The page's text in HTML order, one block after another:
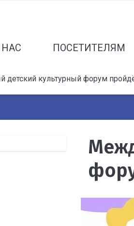
НАС ПОСЕТИТЕЛЯМ
культурный форум